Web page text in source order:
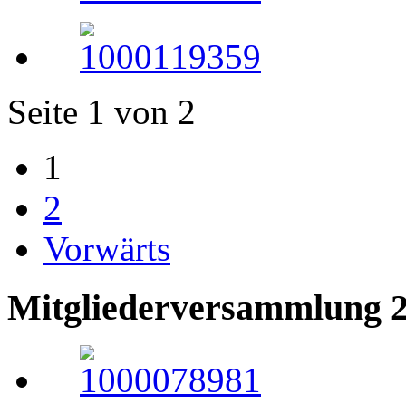
Seite 1 von 2
1
2
Vorwärts
Mitgliederversammlung